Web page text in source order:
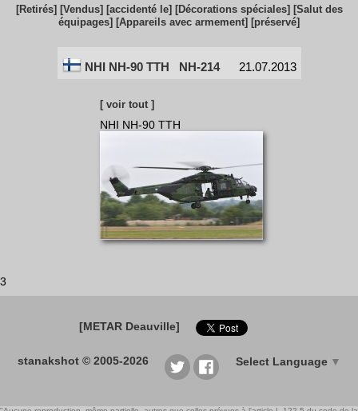
[Retirés] [Vendus] [accidenté le] [Décorations spéciales] [Salut des
équipages] [Appareils avec armement] [préservé]
NHI NH-90 TTH NH-214 21.07.2013
[ voir tout ]
NHI NH-90 TTH
3
[METAR Deauville]
stanakshot © 2005-2026 Select Language ▼